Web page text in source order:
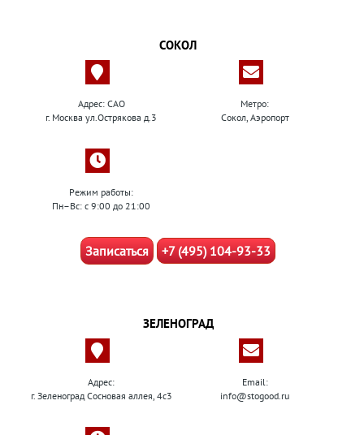
СОКОЛ
Адрес: САО
г. Москва ул.Острякова д.3
Метро:
Сокол, Аэропорт
Режим работы:
Пн–Вс: с 9:00 до 21:00
Записаться +7 (495) 104-93-33
ЗЕЛЕНОГРАД
Адрес:
г. Зеленоград Сосновая аллея, 4с3
Email:
info@stogood.ru